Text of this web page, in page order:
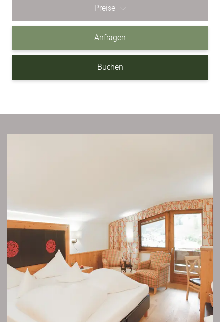
Preise
Anfragen
Buchen